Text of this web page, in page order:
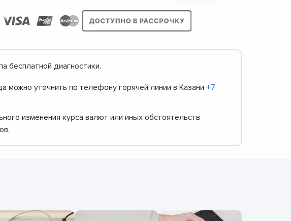
бесплатной диагностики.
можно уточнить по телефону горячей линии в Казани +7
изменения курса валют или иных обстоятельств